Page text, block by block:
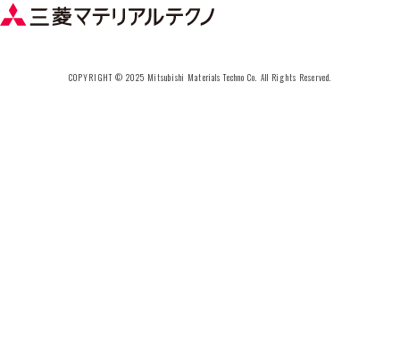
COPYRIGHT © 2025 Mitsubishi Materials Techno Co. All Rights Reserved.